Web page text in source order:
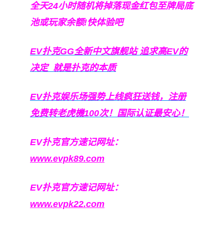
全天24小时随机将掉落现金红包至牌局底
池或玩家余额!快体验吧
EV扑克GG全新中文旗舰站追求高EV的
决定 就是扑克的本质
EV扑克娱乐场强势上线疯狂送钱，注册
免费转老虎機100次！国际认证最安心！
EV扑克官方速记网址：
www.evpk89.com
EV扑克官方速记网址：
www.evpk22.com